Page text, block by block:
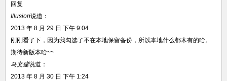
回复
Illusion说道：
2013 年 8 月 29 日 下午 9:04
刚刚看了下，因为我勾选了不在本地保留备份，所以本地什么都木有的哈。
期待新版本哈~~
马文建说道：
2013 年 8 月 30 日 下午 1:24